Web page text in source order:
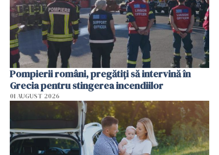
Pompierii români, pregătiţi să intervină în
Grecia pentru stingerea incendiilor
01 AUGUST 2026